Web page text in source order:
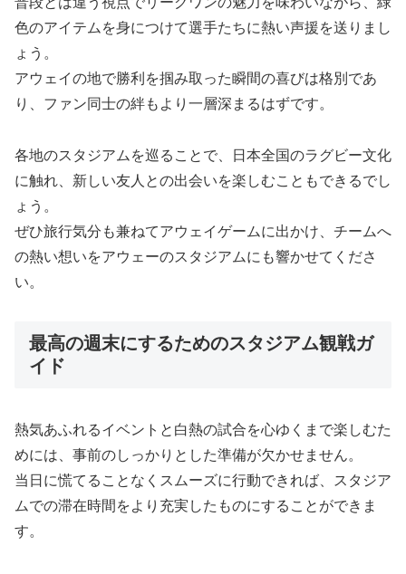
色のアイテムを身につけて選手たちに熱い声援を送りまし
ょう。
アウェイの地で勝利を掴み取った瞬間の喜びは格別であ
り、ファン同士の絆もより一層深まるはずです。
各地のスタジアムを巡ることで、日本全国のラグビー文化
に触れ、新しい友人との出会いを楽しむこともできるでし
ょう。
ぜひ旅行気分も兼ねてアウェイゲームに出かけ、チームへ
の熱い想いをアウェーのスタジアムにも響かせてくださ
い。
最高の週末にするためのスタジアム観戦ガ
イド
熱気あふれるイベントと白熱の試合を心ゆくまで楽しむた
めには、事前のしっかりとした準備が欠かせません。
当日に慌てることなくスムーズに行動できれば、スタジア
ムでの滞在時間をより充実したものにすることができま
す。